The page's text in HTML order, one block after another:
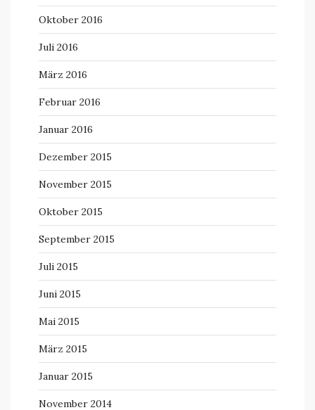
Oktober 2016
Juli 2016
März 2016
Februar 2016
Januar 2016
Dezember 2015
November 2015
Oktober 2015
September 2015
Juli 2015
Juni 2015
Mai 2015
März 2015
Januar 2015
November 2014